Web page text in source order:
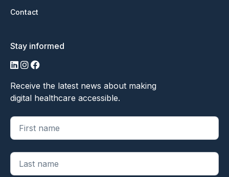
Contact
Stay informed
LinkedIn
Instagram
Facebook
Receive the latest news about making
digital healthcare accessible.
"*" geeft vereiste velden aan